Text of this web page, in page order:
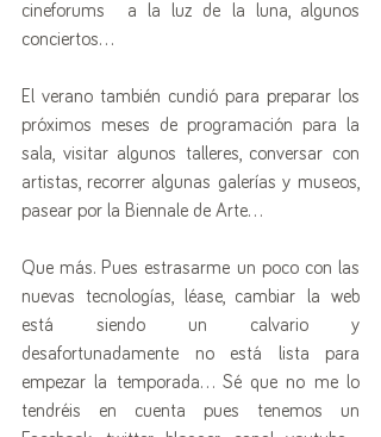
cineforums  a la luz de la luna, algunos
conciertos…
El verano también cundió para preparar los
próximos meses de programación para la
sala, visitar algunos talleres, conversar con
artistas, recorrer algunas galerías y museos,
pasear por la Biennale de Arte…
Que más. Pues estrasarme un poco con las
nuevas tecnologías, léase, cambiar la web
está siendo un calvario y
desafortunadamente no está lista para
empezar la temporada… Sé que no me lo
tendréis en cuenta pues tenemos un